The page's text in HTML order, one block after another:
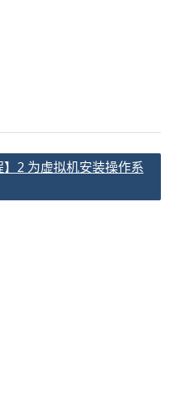
2 为虚拟机安装操作系